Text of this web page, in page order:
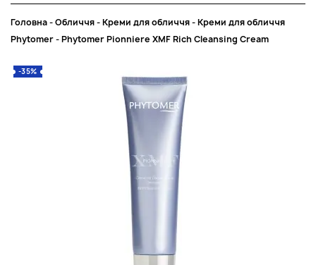
Головна-Обличчя-Креми для обличчя-Креми для обличчя
Phytomer-Phytomer Pionniere XMF Rich Cleansing Cream
-35%